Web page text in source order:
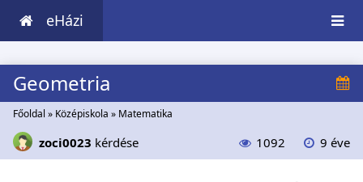
eHázi
Geometria
Főoldal » Középiskola » Matematika
zoci0023 kérdése 1092 9 éve